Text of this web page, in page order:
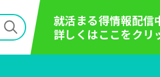
就活まる得情報配信
詳しくはここをクリ